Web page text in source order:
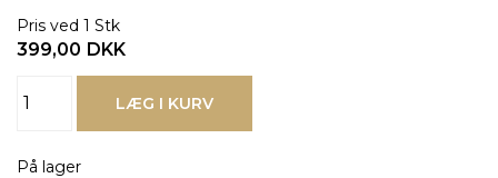
Pris ved 1 Stk
399,00 DKK
På lager